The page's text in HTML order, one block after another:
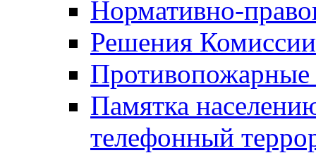
Нормативно-
Решения
Противопожарные
Памятка
телефонный